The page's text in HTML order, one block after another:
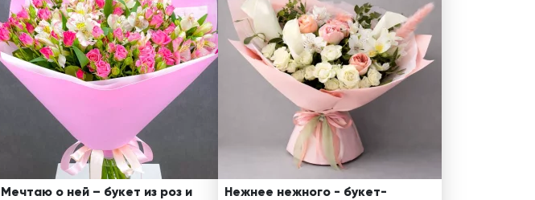
Мечтаю о ней – букет из роз и
Нежнее нежного - букет-